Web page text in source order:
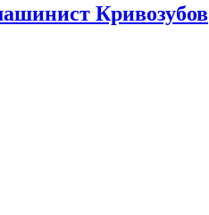
Кривозубов